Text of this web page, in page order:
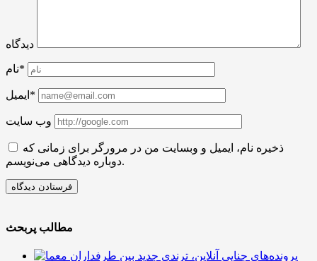
دیدگاه
نام*
ایمیل*
وب سایت
ذخیره نام، ایمیل و وبسایت من در مرورگر برای زمانی که
دوباره دیدگاهی می‌نویسم.
مطالب پربحث